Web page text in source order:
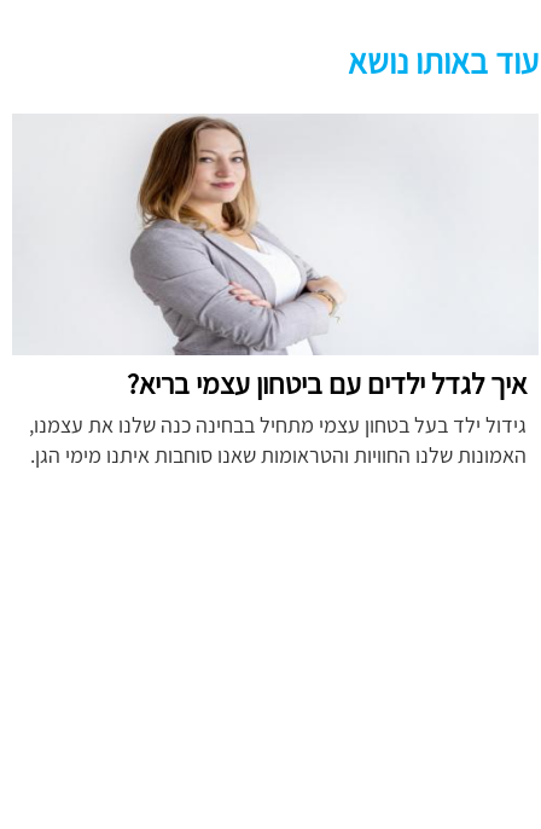
עוד באותו נושא
איך לגדל ילדים עם ביטחון עצמי בריא?
גידול ילד בעל בטחון עצמי מתחיל בבחינה כנה שלנו את עצמנו,
האמונות שלנו החוויות והטראומות שאנו סוחבות איתנו מימי הגן.